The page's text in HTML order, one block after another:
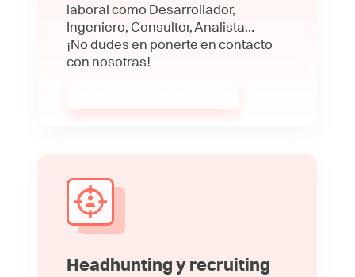
laboral como Desarrollador,
Ingeniero, Consultor, Analista…
¡No dudes en ponerte en contacto
con nosotras!
Headhunting y recruiting